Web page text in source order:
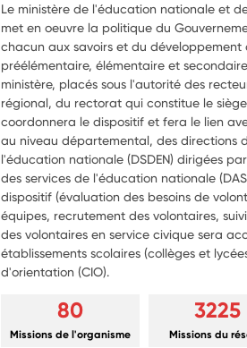
Le ministère de l'éducation nationale et
met en oeuvre la politique du
chacun aux savoirs et du développement
préélémentaire, élémentaire et
ministère, placés sous l'autorité des
régional, du rectorat qui constitue le
coordonnera le dispositif et fera le lien
au niveau départemental, des directions
l'éducation nationale (DSDEN) dirigées
des services de l'éducation nationale
dispositif (évaluation des besoins de
équipes, recrutement des volontaires,
des volontaires en service civique sera
établissements scolaires (collèges et
d'orientation (CIO).
80
Missions de l'organisme
3225
Missions du